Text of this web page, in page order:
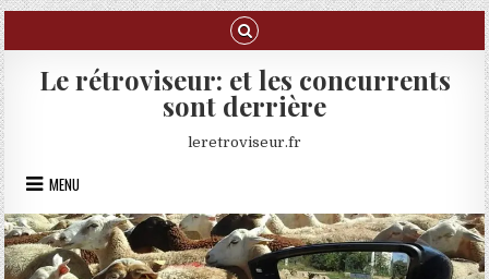
Skip to content
Le rétroviseur: et les concurrents
sont derrière
leretroviseur.fr
MENU